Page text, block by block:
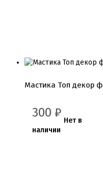
Мастика Топ декор
300 ₽
Нет в
наличии